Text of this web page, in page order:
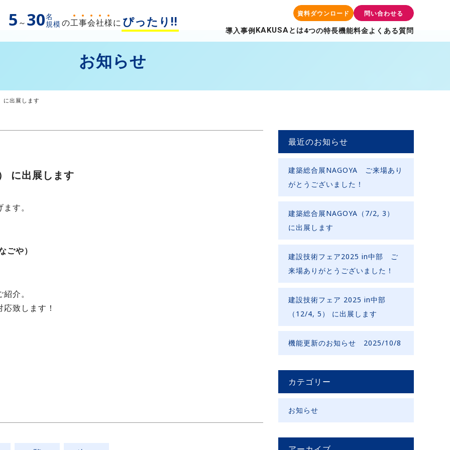
5 ～ 30名
規模の工事会社様に ぴったり!! 資料ダウンロード 問い合わせる
導入事例KAKUSAとは4つの特長機能料金よくある質問
お知らせ
出展します
に出展します
す。
や）
介。
致します！
最近のお知らせ
建築総合展NAGOYA ご来場あり
がとうございました！
建築総合展NAGOYA（7/2, 3）
に出展します
建設技術フェア2025 in中部 ご
来場ありがとうございました！
建設技術フェア 2025 in中部
（12/4, 5） に出展します
機能更新のお知らせ 2025/10/8
カテゴリー
お知らせ